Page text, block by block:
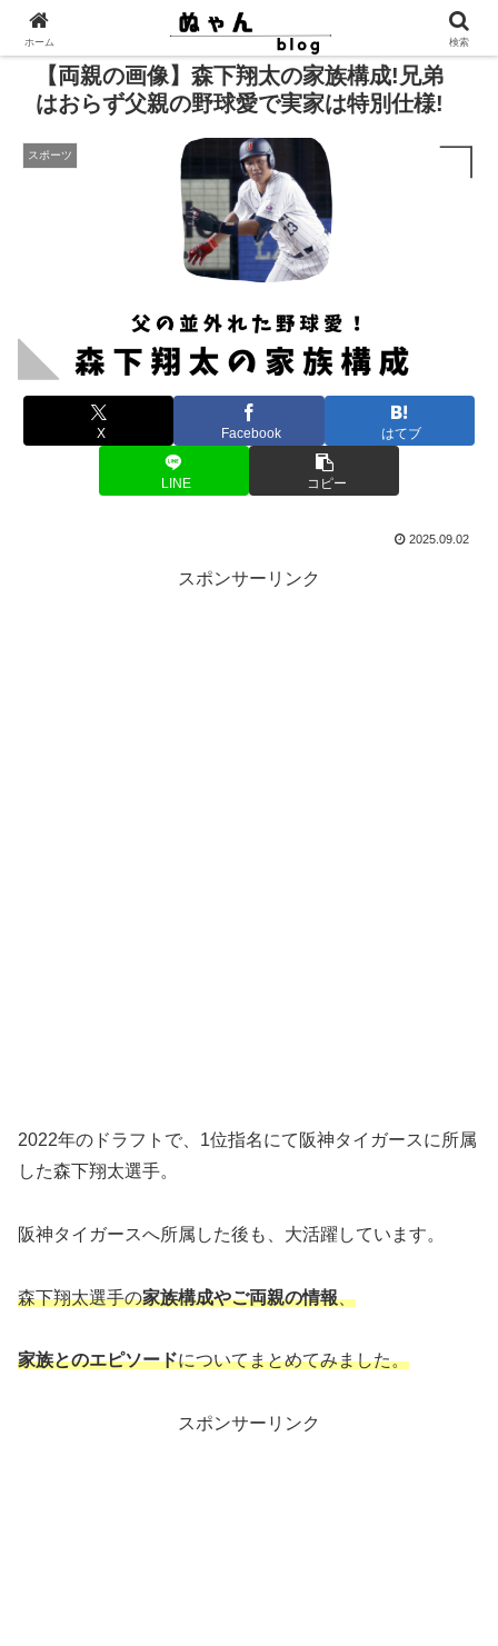
【両親の画像】森下翔太の家族構成!兄弟
はおらず父親の野球愛で実家は特別仕様!
スポーツ
X Facebook はてブ
LINE コピー
2025.09.02
スポンサーリンク
2022年のドラフトで、1位指名にて阪神タイガースに所属
した森下翔太選手。
阪神タイガースへ所属した後も、大活躍しています。
森下翔太選手の家族構成やご両親の情報、
家族とのエピソードについてまとめてみました。
スポンサーリンク
ホーム 検索